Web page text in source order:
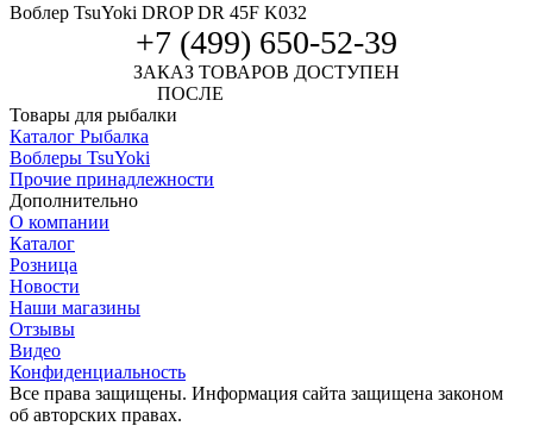
Воблер TsuYoki DROP DR 45F K032
+7 (499) 650-52-39
ЗАКАЗ ТОВАРОВ ДОСТУПЕН
ПОСЛЕ
Товары для рыбалки
Каталог Рыбалка
Воблеры TsuYoki
Прочие принадлежности
Дополнительно
О компании
Каталог
Розница
Новости
Наши магазины
Отзывы
Видео
Конфиденциальность
Все права защищены. Информация сайта защищена законом
об авторских правах.